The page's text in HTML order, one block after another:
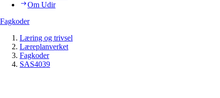
Om Udir
Fagkoder
Læring og trivsel
Læreplanverket
Fagkoder
SAS4039